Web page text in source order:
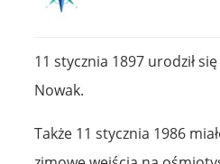
11 stycznia 1897 urodził
Nowak.
Także 11 stycznia 1986